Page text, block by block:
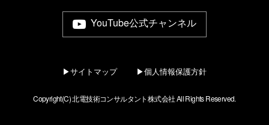
YouTube公式チャンネル
▶サイトマップ ▶個人情報保護方針
Copyright(C) 北電技術コンサルタント株式会社 All Rights Reserved.